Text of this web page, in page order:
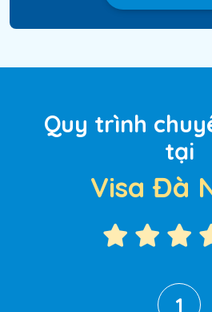
Quy trình
tại
Visa Đà
1